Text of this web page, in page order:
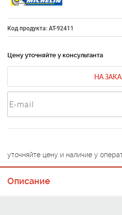
Код продукта: AT-92411
Цену уточняйте у консультанта
НА
уточняйте цену и наличие у
Описание